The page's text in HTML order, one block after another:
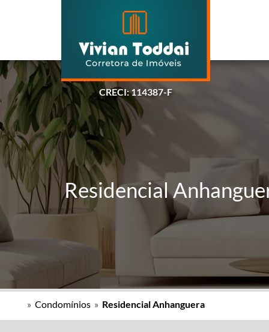
CRECI: 114387-F
Residencial
» Condomínios » Residencial Anhanguera